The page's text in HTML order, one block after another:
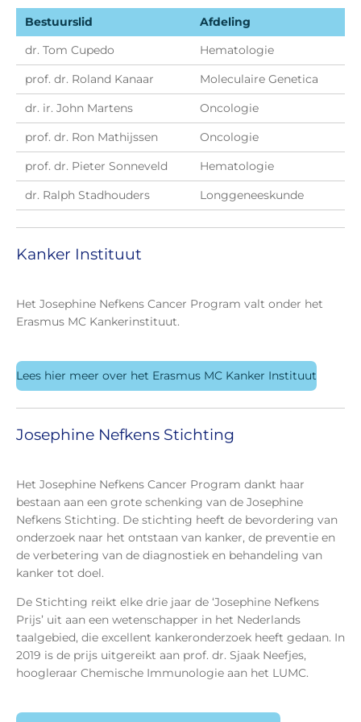
Bestuurslid
Afdeling
dr. Tom Cupedo
Hematologie
prof. dr. Roland Kanaar
Moleculaire Genetica
dr. ir. John Martens
Oncologie
prof. dr. Ron Mathijssen
Oncologie
prof. dr. Pieter Sonneveld
Hematologie
dr. Ralph Stadhouders
Longgeneeskunde
Kanker Instituut
Het Josephine Nefkens Cancer Program valt onder het
Erasmus MC Kankerinstituut.
Lees hier meer over het Erasmus MC Kanker Instituut
Josephine Nefkens Stichting
Het Josephine Nefkens Cancer Program dankt haar
bestaan aan een grote schenking van de Josephine
Nefkens Stichting. De stichting heeft de bevordering van
onderzoek naar het ontstaan van kanker, de preventie en
de verbetering van de diagnostiek en behandeling van
kanker tot doel.
De Stichting reikt elke drie jaar de ‘Josephine Nefkens
Prijs’ uit aan een wetenschapper in het Nederlands
taalgebied, die excellent kankeronderzoek heeft gedaan. In
2019 is de prijs uitgereikt aan prof. dr. Sjaak Neefjes,
hoogleraar Chemische Immunologie aan het LUMC.